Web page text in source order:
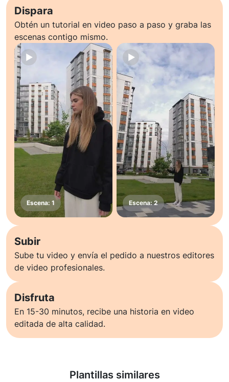
Dispara
Obtén un tutorial en video paso a paso y graba las
escenas contigo mismo.
Subir
Sube tu video y envía el pedido a nuestros editores
de video profesionales.
Disfruta
En 15-30 minutos, recibe una historia en video
editada de alta calidad.
Plantillas similares
Saber más